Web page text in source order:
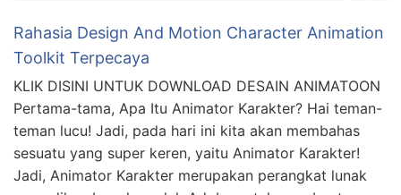
Rahasia Design And Motion Character Animation
Toolkit Terpecaya
KLIK DISINI UNTUK DOWNLOAD DESAIN ANIMATOON
Pertama-tama, Apa Itu Animator Karakter? Hai teman-
teman lucu! Jadi, pada hari ini kita akan membahas
sesuatu yang super keren, yaitu Animator Karakter!
Jadi, Animator Karakter merupakan perangkat lunak